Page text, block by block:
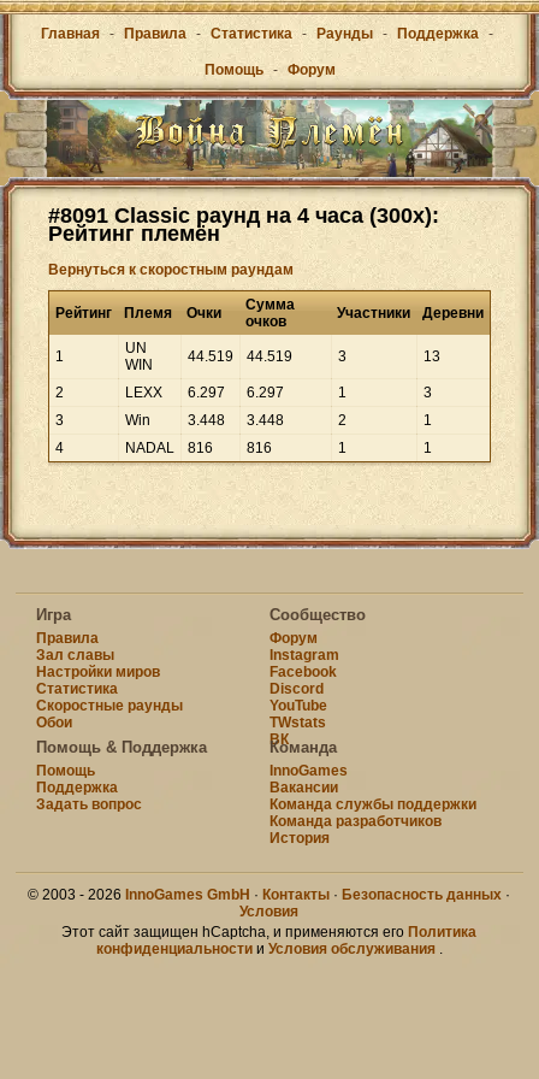
Главная - Правила - Статистика - Раунды - Поддержка -
Помощь - Форум
#8091 Classic раунд на 4 часа (300x):
Рейтинг племён
Вернуться к скоростным раундам
Рейтинг Племя Очки
Сумма
очков
Участники Деревни
1
UN
WIN
44.519 44.519 3 13
2 LEXX 6.297 6.297 1
3
3
Win 3.448 3.448 2
1
4
NADAL 816 816 1 1
Игра
Правила
Зал славы
Настройки миров
Статистика
Скоростные раунды
Обои
Сообщество
Форум
Instagram
Facebook
Discord
YouTube
TWstats
ВК
Помощь & Поддержка
Помощь
Поддержка
Задать вопрос
Команда
InnoGames
Вакансии
Команда службы поддержки
Команда разработчиков
История
© 2003 - 2026 InnoGames GmbH · Контакты · Безопасность данных ·
Условия
Этот сайт защищен hCaptcha, и применяются его Политика
конфиденциальностии Условия обслуживания.